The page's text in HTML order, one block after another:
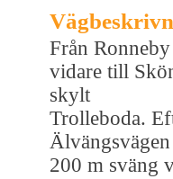
Från
vidare till
skylt
Trolleboda.
200 m sväng